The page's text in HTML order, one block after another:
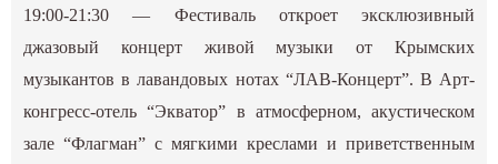
19:00-21:30 — Фестиваль откроет эксклюзивный
джазовый концерт живой музыки от Крымских
музыкантов в лавандовых нотах “ЛАВ-Концерт”. В Арт-
конгресс-отель “Экватор” в атмосферном, акустическом
зале “Флагман” с мягкими креслами и приветственным